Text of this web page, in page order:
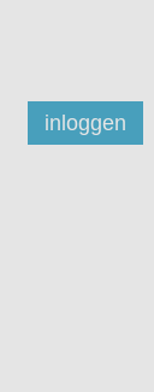
inloggen